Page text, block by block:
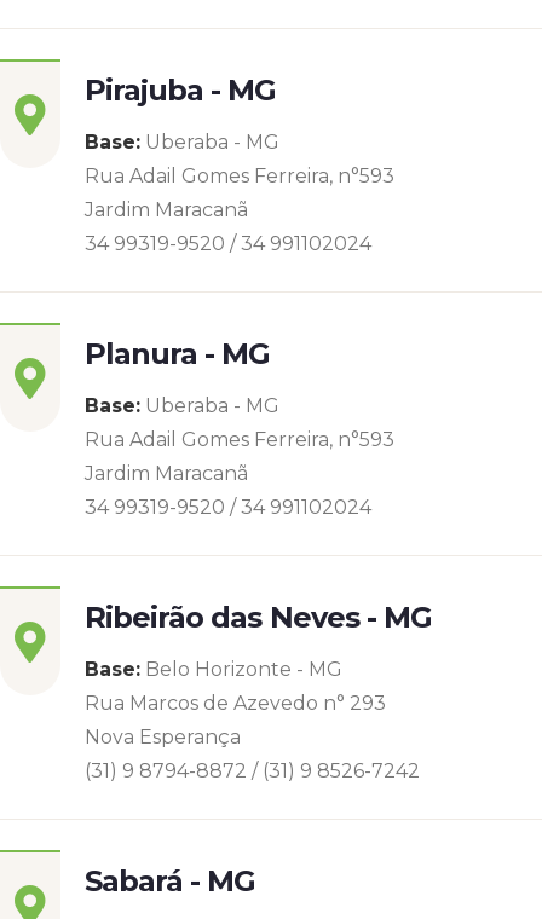
Pirajuba - MG
Base: Uberaba - MG
Rua Adail Gomes Ferreira, n°593
Jardim Maracanã
34 99319-9520 / 34 991102024
Planura - MG
Base: Uberaba - MG
Rua Adail Gomes Ferreira, n°593
Jardim Maracanã
34 99319-9520 / 34 991102024
Ribeirão das Neves - MG
Base: Belo Horizonte - MG
Rua Marcos de Azevedo n° 293
Nova Esperança
(31) 9 8794-8872 / (31) 9 8526-7242
Sabará - MG